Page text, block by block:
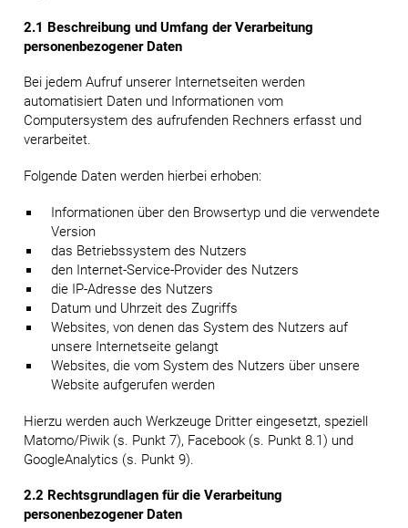
2.1 Beschreibung und Umfang der Verarbeitung
personenbezogener Daten
Bei jedem Aufruf unserer Internetseiten werden
automatisiert Daten und Informationen vom
Computersystem des aufrufenden Rechners erfasst und
verarbeitet.
Folgende Daten werden hierbei erhoben:
Informationen über den Browsertyp und die verwendete
Version
das Betriebssystem des Nutzers
den Internet-Service-Provider des Nutzers
die IP-Adresse des Nutzers
Datum und Uhrzeit des Zugriffs
Websites, von denen das System des Nutzers auf
unsere Internetseite gelangt
Websites, die vom System des Nutzers über unsere
Website aufgerufen werden
Hierzu werden auch Werkzeuge Dritter eingesetzt, speziell
Matomo/Piwik (s. Punkt 7), Facebook (s. Punkt 8.1) und
GoogleAnalytics (s. Punkt 9).
2.2 Rechtsgrundlagen für die Verarbeitung
personenbezogener Daten